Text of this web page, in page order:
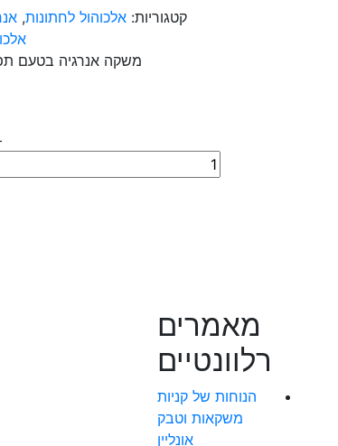
קטגוריות: אלכוהול לחתונות,
משקה אנרגיה בטעם תפוח
מאמרים
רלוונטיים
הנוחות של קניות
משקאות וטבק
אונליין